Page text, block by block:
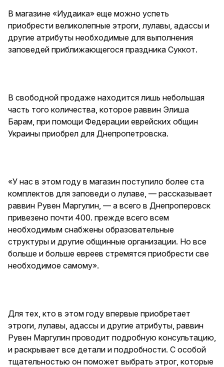
В магазине «Иудаика» еще можно успеть
приобрести великолепные этроги, лулавы, адассы и
другие атрибуты необходимые для выполнения
заповедей приближающегося праздника Суккот.
В свободной продаже находится лишь небольшая
часть того количества, которое раввин Элиша
Барам, при помощи Федерации еврейских общин
Украины приобрел для Днепропетровска.
«У нас в этом году в магазин поступило более ста
комплектов для заповеди о лулаве, — рассказывает
раввин Рувен Маргулин, — а всего в Днепроперовск
привезено почти 400. прежде всего всем
необходимым снабжены образовательные
структуры и другие общинные организации. Но все
больше и больше евреев стремятся приобрести све
необходимое самому».
Для тех, кто в этом году впервые приобретает
этроги, лулавы, адассы и другие атрибуты, раввин
Рувен Маргулин проводит подробную консультацию,
и раскрывает все детали и подробности. С особой
тщательностью он поможет выбрать этрог, которые